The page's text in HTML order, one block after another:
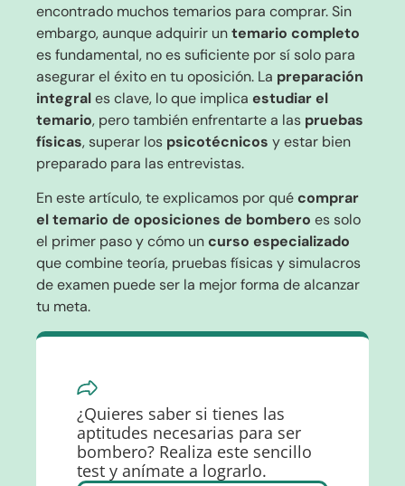
encontrado muchos temarios para comprar. Sin
embargo, aunque adquirir untemario completo
es fundamental, no es suficiente por sí solo para
asegurar el éxito en tu oposición. La preparación
integrales clave, lo que implica estudiar el
temario, pero también enfrentarte a las pruebas
físicas, superar los psicotécnicos y estar bien
preparado para las entrevistas.
En este artículo, te explicamos por quécomprar
el temario de oposiciones de bombero es solo
el primer paso y cómo uncurso especializado
que combine teoría, pruebas físicas y simulacros
de examen puede ser la mejor forma de alcanzar
tu meta.
¿Quieres saber si tienes las
aptitudes necesarias para ser
bombero? Realiza este sencillo
test y anímate a lograrlo.